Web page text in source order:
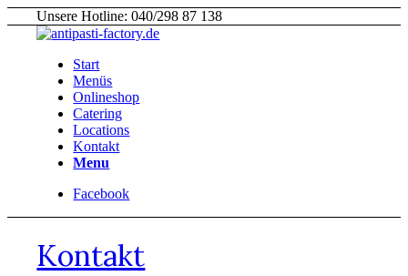
Unsere Hotline: 040/298 87 138
Start
Menüs
Onlineshop
Catering
Locations
Kontakt
Menu
Facebook
Kontakt